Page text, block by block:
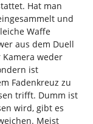
Hat man
und
Waffe
aus dem Duell
weder
ist
Fadenkreuz zu
trifft. Dumm ist
wird, gibt es
Meist